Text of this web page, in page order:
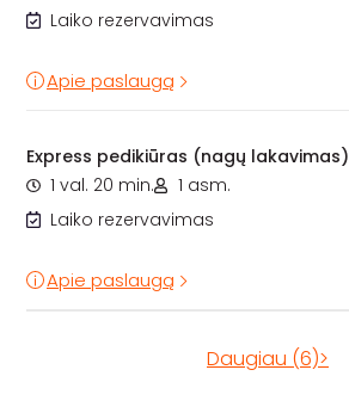
Laiko rezervavimas
Apie paslaugą
Express pedikiūras (nagų lakavimas)
1 val. 20 min.
1 asm.
Laiko rezervavimas
Apie paslaugą
Daugiau (6)>